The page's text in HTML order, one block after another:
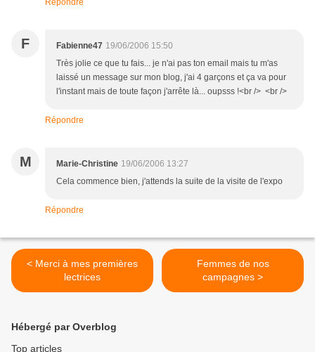
Répondre
F Fabienne47 19/06/2006 15:50
Très jolie ce que tu fais... je n'ai pas ton email mais tu m'as
laissé un message sur mon blog, j'ai 4 garçons et ça va pour
l'instant mais de toute façon j'arrête là... oupsss !<br /> <br />
Répondre
M Marie-Christine 19/06/2006 13:27
Cela commence bien, j'attends la suite de la visite de l'expo
Répondre
< Merci à mes premières
lectrices
Femmes de nos
campagnes >
Hébergé par Overblog
Top articles